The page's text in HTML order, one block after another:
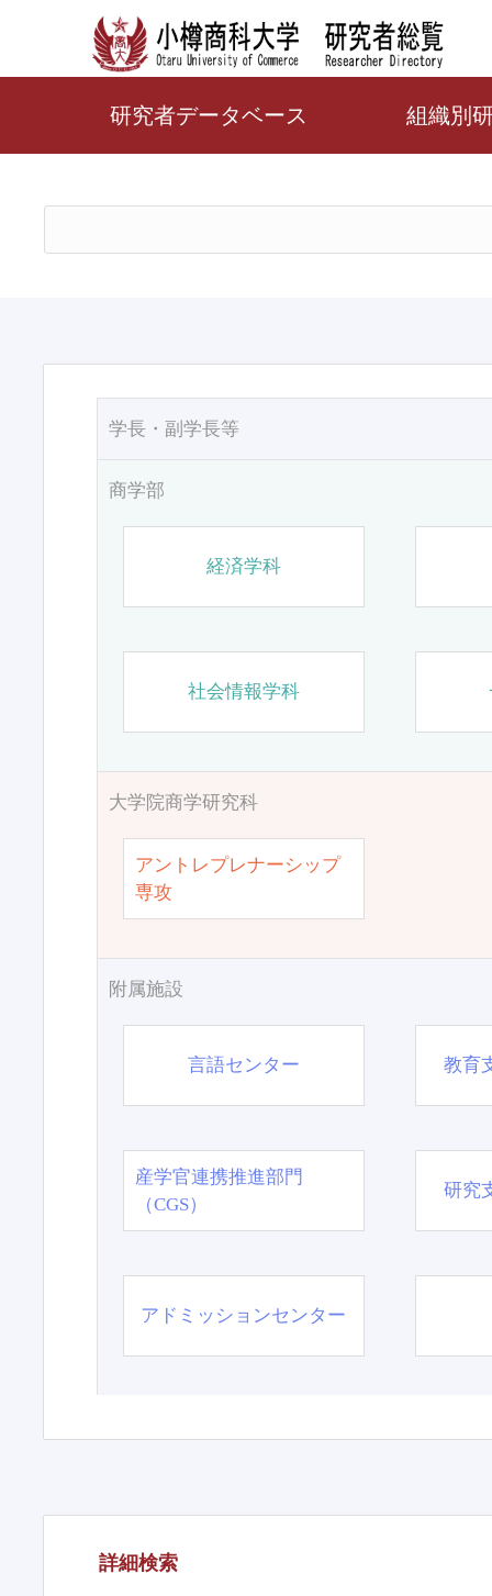
研究者データベース 組織別
学長・副学長等
商学部
経済学科
社会情報学科
大学院商学研究科
アントレプレナーシップ
専攻
附属施設
言語センター 教育
産学官連携推進部門
（CGS）
研究
アドミッションセンター
詳細検索